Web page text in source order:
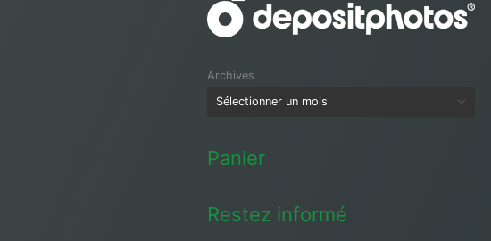
Archives
Panier
Restez informé